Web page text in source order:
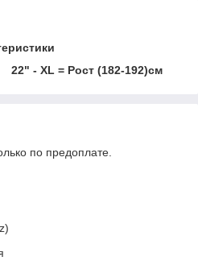
22" - XL = Рост (182-192)см
по предоплате.